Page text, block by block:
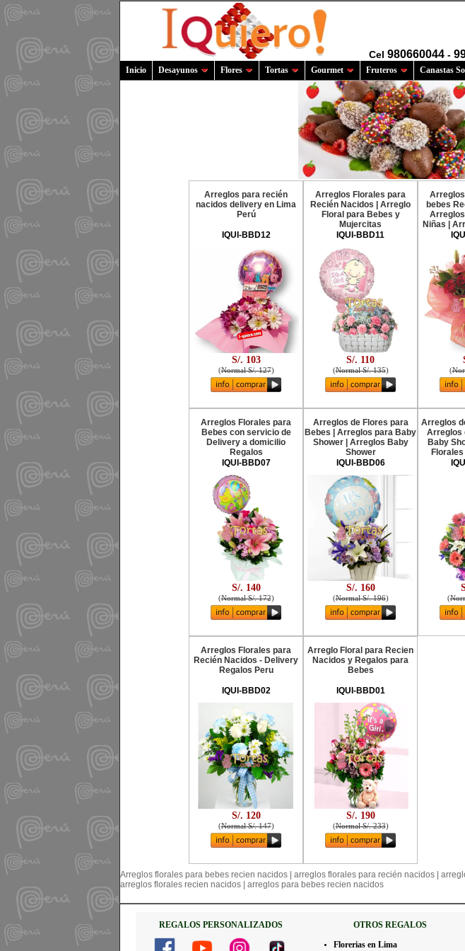
Cel 980660044 -
Inicio Desayunos Flores Tortas Gourmet Fruteros Canastas
Arreglos para recién
nacidos delivery en Lima
Perú
IQUI-BBD12
S/. 103
(Normal S/. 127)
Arreglos Florales para
Recién Nacidos | Arreglo
Floral para Bebes y
Mujercitas
IQUI-BBD11
S/. 110
(Normal S/. 135)
bebes
Niñas |
(
Arreglos Florales para
Bebes con servicio de
Delivery a domicilio
Regalos
IQUI-BBD07
S/. 140
(Normal S/. 172)
Arreglos de Flores para
Bebes | Arreglos para Baby
Shower | Arreglos Baby
Shower
IQUI-BBD06
S/. 160
(Normal S/. 196)
Arreglos
Arreglos
Baby
(
Arreglos Florales para
Recién Nacidos - Delivery
Regalos Peru
IQUI-BBD02
S/. 120
(Normal S/. 147)
Arreglo Floral para Recien
Nacidos y Regalos para
Bebes
IQUI-BBD01
S/. 190
(Normal S/. 233)
Arreglos florales para bebes recien nacidos | arreglos florales para recién nacidos |
arreglos florales recien nacidos | arreglos para bebes recien nacidos
REGALOS PERSONALIZADOS OTROS REGALOS
Florerias en Lima